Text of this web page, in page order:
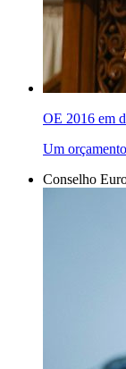
OE 2016 em
Um
Conselho